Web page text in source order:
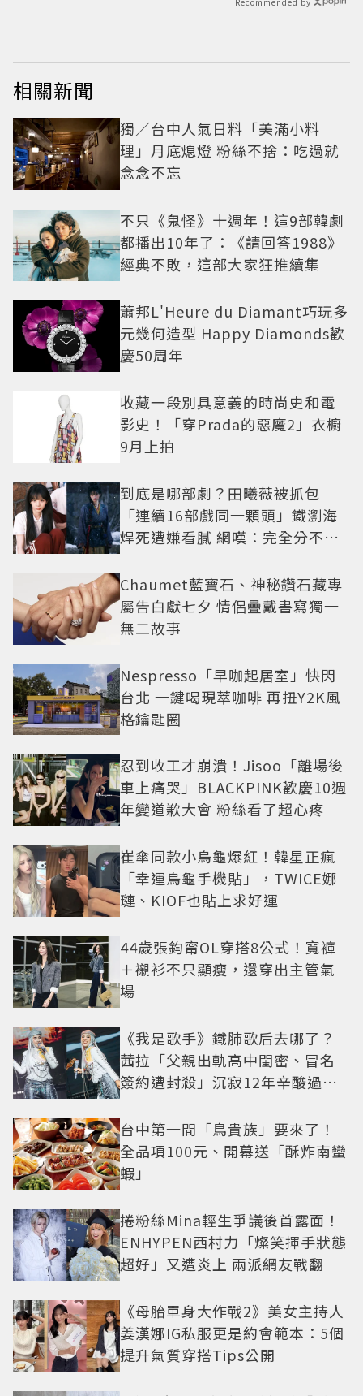
相關新聞
獨／台中人氣日料「美滿小料
理」月底熄燈 粉絲不捨：吃過就
念念不忘
不只《鬼怪》十週年！這9部韓劇
都播出10年了：《請回答1988》
經典不敗，這部大家狂推續集
蕭邦L'Heure du Diamant巧玩多
元幾何造型 Happy Diamonds歡
慶50周年
收藏一段別具意義的時尚史和電
影史！「穿Prada的惡魔2」衣櫥
9月上拍
到底是哪部劇？田曦薇被抓包
「連續16部戲同一顆頭」鐵瀏海
焊死遭嫌看膩 網嘆：完全分不出
Chaumet藍寶石、神秘鑽石藏專
屬告白獻七夕 情侶疊戴書寫獨一
無二故事
Nespresso「早咖起居室」快閃
台北 一鍵喝現萃咖啡 再扭Y2K風
格鑰匙圈
忍到收工才崩潰！Jisoo「離場後
車上痛哭」BLACKPINK歡慶10週
年變道歉大會 粉絲看了超心疼
崔傘同款小烏龜爆紅！韓星正瘋
「幸運烏龜手機貼」，TWICE娜
璉、KIOF也貼上求好運
44歲張鈞甯OL穿搭8公式！寬褲
＋襯衫不只顯瘦，還穿出主管氣
場
《我是歌手》鐵肺歌后去哪了？
茜拉「父親出軌高中閨密、冒名
簽約遭封殺」沉寂12年辛酸過往
台中第一間「鳥貴族」要來了！
全品項100元、開幕送「酥炸南蠻
蝦」
捲粉絲Mina輕生爭議後首露面！
ENHYPEN西村力「燦笑揮手狀態
超好」又遭炎上 兩派網友戰翻
《母胎單身大作戰2》美女主持人
姜漢娜IG私服更是約會範本：5個
提升氣質穿搭Tips公開